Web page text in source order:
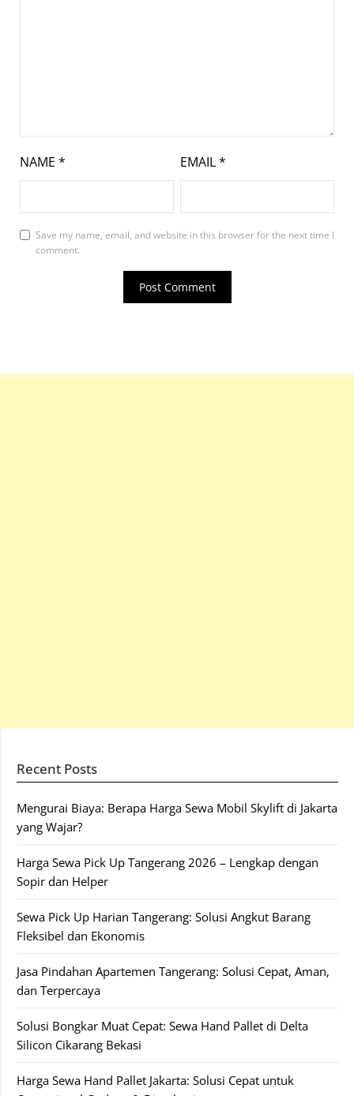
NAME * EMAIL*
Save my name, email, and website in this browser for the next time I
comment.
Recent Posts
Mengurai Biaya: Berapa Harga Sewa Mobil Skylift di Jakarta
yang Wajar?
Harga Sewa Pick Up Tangerang 2026 – Lengkap dengan
Sopir dan Helper
Sewa Pick Up Harian Tangerang: Solusi Angkut Barang
Fleksibel dan Ekonomis
Jasa Pindahan Apartemen Tangerang: Solusi Cepat, Aman,
dan Terpercaya
Solusi Bongkar Muat Cepat: Sewa Hand Pallet di Delta
Silicon Cikarang Bekasi
Harga Sewa Hand Pallet Jakarta: Solusi Cepat untuk